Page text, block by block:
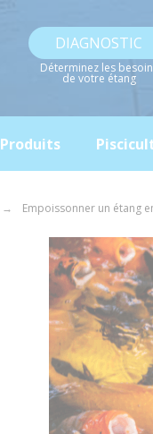
DIAGNOSTIC
Déterminez les
de votre étang
Produits
Empoissonner un étang